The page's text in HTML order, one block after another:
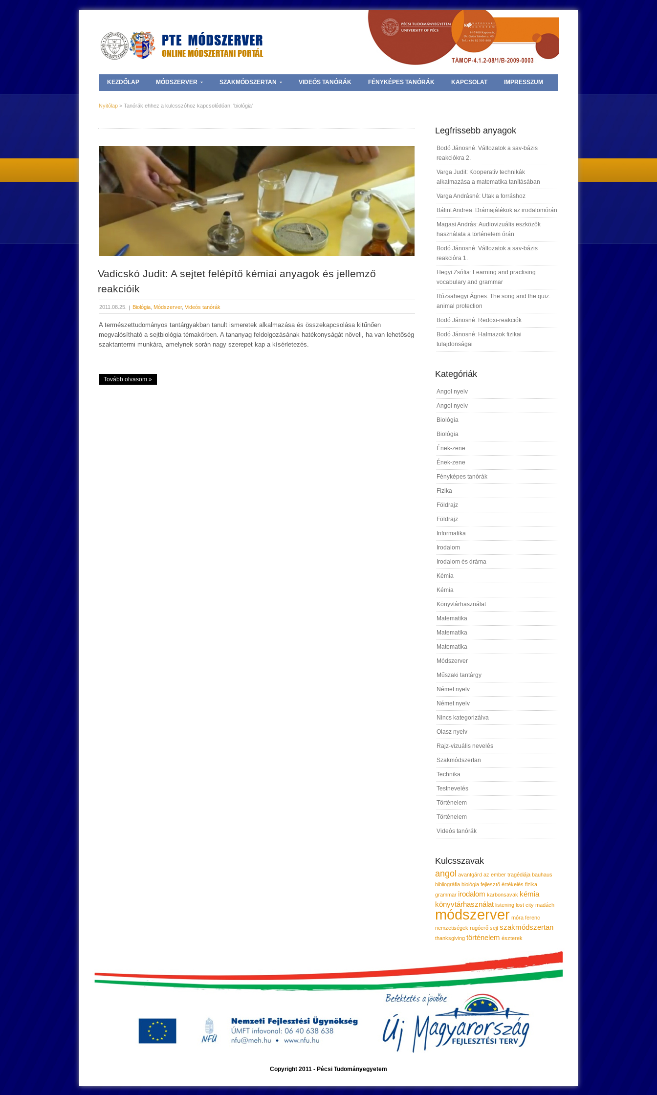
KEZDŐLAP MÓDSZERVER SZAKMÓDSZERTAN VIDEÓS TANÓRÁK FÉNYKÉPES TANÓRÁK KAPCSOLAT IMPRESSZUM
Nyitólap > Tanórák ehhez a kulcsszóhoz kapcsolódóan: 'biológia'
Vadicskó Judit: A sejtet felépítő kémiai anyagok és jellemző
reakcióik
2011.08.25. Biológia Módszerver, Videós tanórák
A természettudományos tantárgyakban tanult ismeretek alkalmazása és összekapcsolása kitűnően
megvalósítható a sejtbiológia témakörben. A tananyag feldolgozásának hatékonyságát növeli, ha van lehetőség
szaktantermi munkára, amelynek során nagy szerepet kap a kísérletezés.
Tovább olvasom »
Legfrissebb anyagok
Bodó Jánosné: Változatok a sav-bázis
reakciókra 2.
Varga Judit: Kooperatív technikák
alkalmazása a matematika tanításában
Varga Andrásné: Utak a forráshoz
Bálint Andrea: Drámajátékok az irodalomórán
Magasi András: Audiovizuális eszközök
használata a történelem órán
Bodó Jánosné: Változatok a sav-bázis
reakcióra 1.
Hegyi Zsófia: Learning and practising
vocabulary and grammar
Rózsahegyi Ágnes: The song and the quiz:
animal protection
Bodó Jánosné: Redoxi-reakciók
Bodó Jánosné: Halmazok fizikai
tulajdonságai
Kategóriák
Angol nyelv
Angol nyelv
Biológia
Biológia
Ének-zene
Ének-zene
Fényképes tanórák
Fizika
Földrajz
Földrajz
Informatika
Irodalom
Irodalom és dráma
Kémia
Kémia
Könyvtárhasználat
Matematika
Matematika
Matematika
Módszerver
Műszaki tantárgy
Német nyelv
Német nyelv
Nincs kategorizálva
Olasz nyelv
Rajz-vizuális nevelés
Szakmódszertan
Technika
Testnevelés
Történelem
Történelem
Videós tanórák
Kulcsszavak
angol avantgárd az ember tragédiája bauhaus
bibliográfia biológia fejlesztő értékelés fizika
grammar irodalom karbonsavak kémia
könyvtárhasználat listening lost city madách
módszerver móra ferenc
nemzetiségek rugóerő sejt szakmódszertan
thanksgiving történelem észterek
Copyright 2011 - Pécsi Tudományegyetem